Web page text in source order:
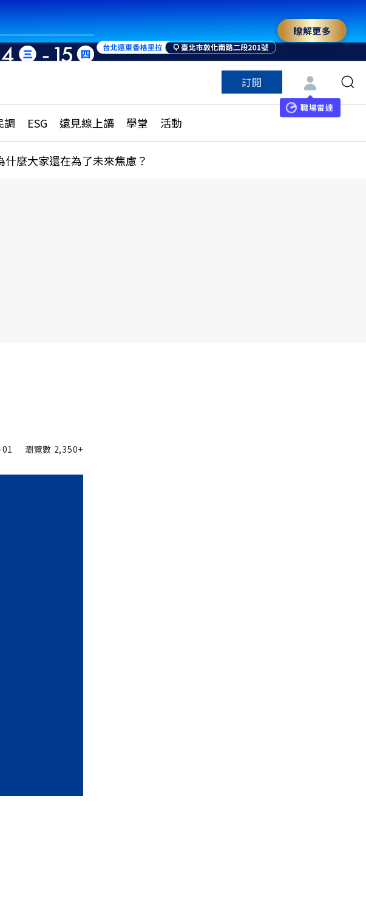
瞭解更多
訂閱
職場雷達
調 ESG 遠見線上讀 學堂 活動
攻略
全解析
更多訂閱方案
特色頻道
麼大家還在為了未來焦慮？
瀏覽數 2,350+